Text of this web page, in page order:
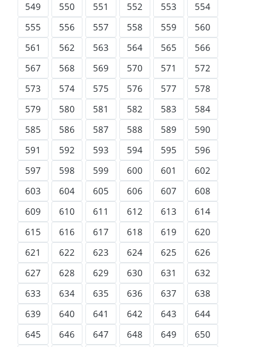
549
550 551 552 553
554
555
556 557 558 559
560
561
562 563 564 565
566
567
568 569 570 571
572
573
574 575 576 577
578
579
580 581 582 583
584
585
586 587 588 589
590
591
592 593 594 595
596
597
598 599 600 601
602
603
604 605 606 607
608
609
610 611 612 613
614
615
616 617 618 619
620
621
622 623 624 625
626
627
628 629 630 631
632
633
634 635 636 637
638
639
640 641 642 643
644
645
646 647 648 649
650